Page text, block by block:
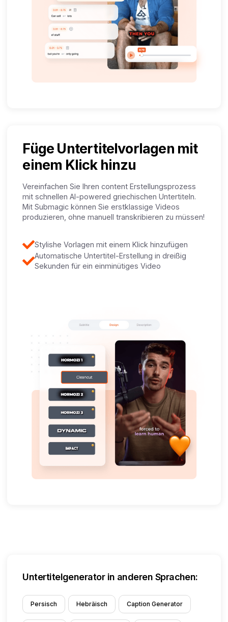
Füge Untertitelvorlagen mit
einem Klick hinzu
Vereinfachen Sie Ihren content Erstellungsprozess
mit schnellen AI-powered griechischen Untertiteln.
Mit Submagic können Sie erstklassige Videos
produzieren, ohne manuell transkribieren zu müssen!
Stylishe Vorlagen mit einem Klick hinzufügen
Automatische Untertitel-Erstellung in dreißig
Sekunden für ein einminütiges Video
Untertitelgenerator in anderen Sprachen:
Persisch Hebräisch Caption Generator